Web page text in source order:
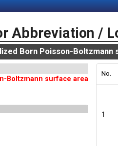
Abbreviation /
Born Poisson-Boltzmann
Boltzmann surface area
No.
1